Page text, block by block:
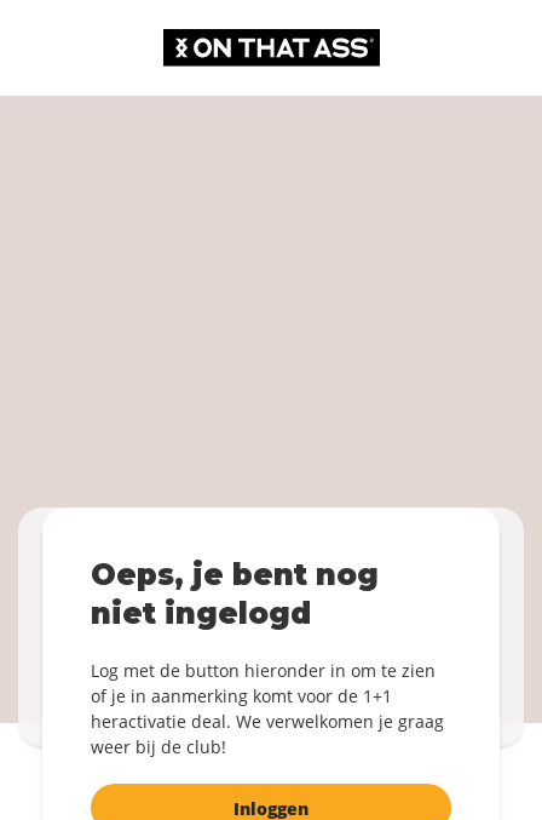
1+1 GRATIS
Door te bevestigen ga je akkoord met de Algemene
Voorwaarden.
Oeps, je bent nog
niet ingelogd
Log met de button hieronder in om te zien
of je in aanmerking komt voor de 1+1
heractivatie deal. We verwelkomen je graag
weer bij de club!
Inloggen